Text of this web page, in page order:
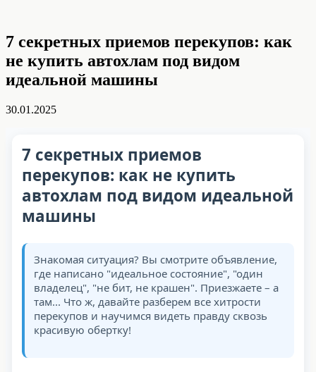
7 секретных приемов перекупов: как
не купить автохлам под видом
идеальной машины
30.01.2025
7 секретных приемов
перекупов: как не купить
автохлам под видом идеальной
машины
Знакомая ситуация? Вы смотрите объявление,
где написано "идеальное состояние", "один
владелец", "не бит, не крашен". Приезжаете – а
там... Что ж, давайте разберем все хитрости
перекупов и научимся видеть правду сквозь
красивую обертку!